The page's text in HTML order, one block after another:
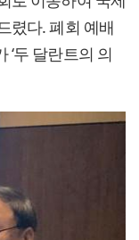
렸다. 폐회 예배
‘두 달란트의 의